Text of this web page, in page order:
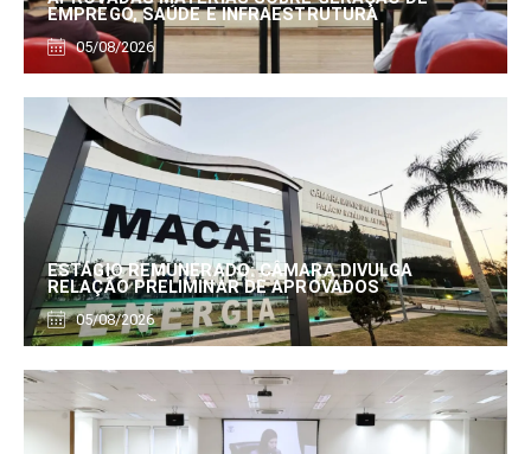
EMPREGO, SAÚDE E INFRAESTRUTURA
05/08/2026
ESTÁGIO REMUNERADO: CÂMARA DIVULGA
RELAÇÃO PRELIMINAR DE APROVADOS
05/08/2026